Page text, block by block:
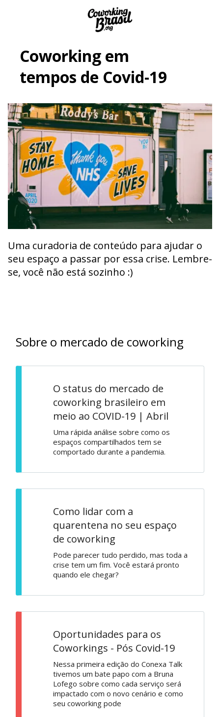
Coworking em
tempos de Covid-19
Uma curadoria de conteúdo para ajudar o
seu espaço a passar por essa crise. Lembre-
se, você não está sozinho :)
Sobre o mercado de coworking
O status do mercado de
coworking brasileiro em
meio ao COVID-19 | Abril
Uma rápida análise sobre como os
espaços compartilhados tem se
comportado durante a pandemia.
Como lidar com a
quarentena no seu espaço
de coworking
Pode parecer tudo perdido, mas toda a
crise tem um fim. Você estará pronto
quando ele chegar?
Oportunidades para os
Coworkings - Pós Covid-19
Nessa primeira edição do Conexa Talk
tivemos um bate papo com a Bruna
Lofego sobre como cada serviço será
impactado com o novo cenário e como
seu coworking pode